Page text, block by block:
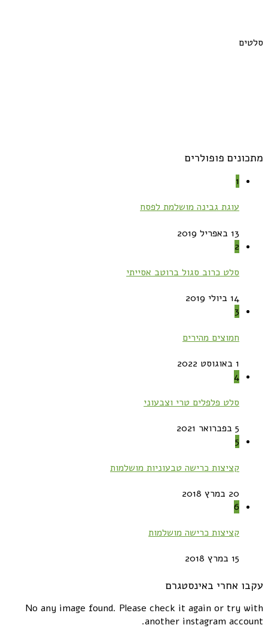
סלטים
מתכונים פופולרים
1
עוגת גבינה מושלמת לפסח
13 באפריל 2019
2
סלט כרוב סגול ברוטב אסייתי
14 ביולי 2019
3
חמוצים מהירים
1 באוגוסט 2022
4
סלט פלפלים טרי וצבעוני
5 בפברואר 2021
5
קציצות כרישה טבעוניות מושלמות
20 במרץ 2018
6
קציצות כרישה מושלמות
15 במרץ 2018
עקבו אחרי באינסטגרם
No any image found. Please check it again or try with
another instagram account.